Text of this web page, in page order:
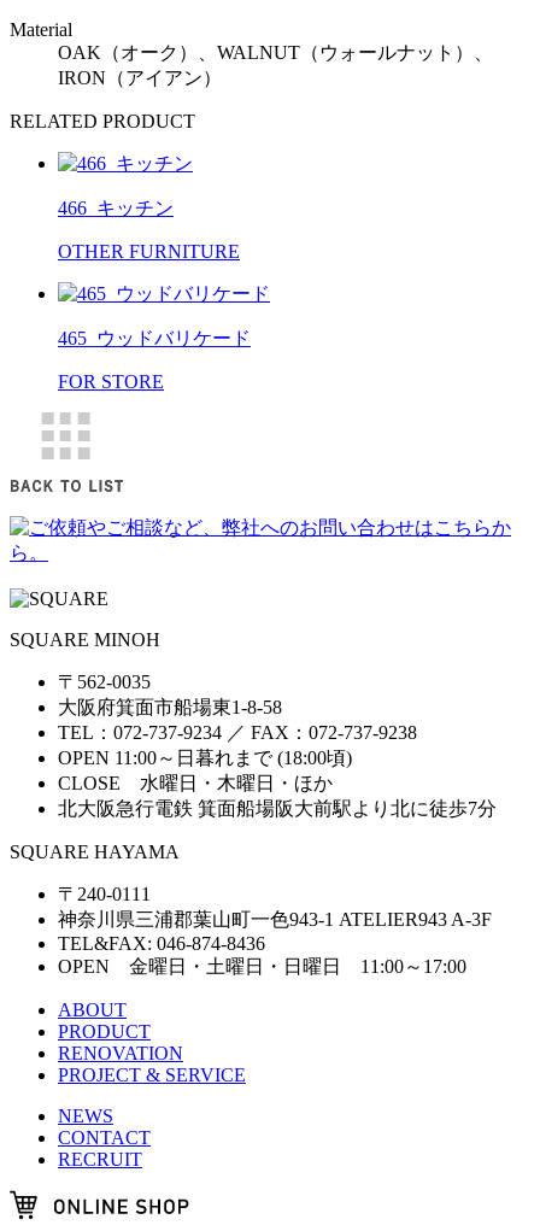
Material
OAK（オーク）、WALNUT（ウォールナット）、
IRON（アイアン）
RELATED PRODUCT
466_キッチン
OTHER FURNITURE
465_ウッドバリケード
FOR STORE
SQUARE MINOH
〒562-0035
大阪府箕面市船場東1-8-58
TEL：072-737-9234 ／ FAX：072-737-9238
OPEN 11:00～日暮れまで (18:00頃)
CLOSE 水曜日・木曜日・ほか
北大阪急行電鉄 箕面船場阪大前駅より北に徒歩7分
SQUARE HAYAMA
〒240-0111
神奈川県三浦郡葉山町一色943-1 ATELIER943 A-3F
TEL&FAX: 046-874-8436
OPEN 金曜日・土曜日・日曜日 11:00～17:00
ABOUT
PRODUCT
RENOVATION
PROJECT & SERVICE
NEWS
CONTACT
RECRUIT